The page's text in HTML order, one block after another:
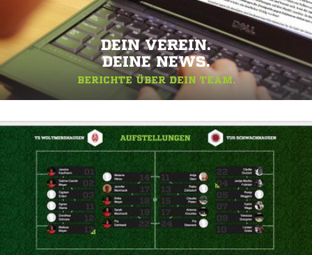
DEIN VEREIN.
DEINE NEWS.
BERICHTE ÜBER DEIN TEAM.